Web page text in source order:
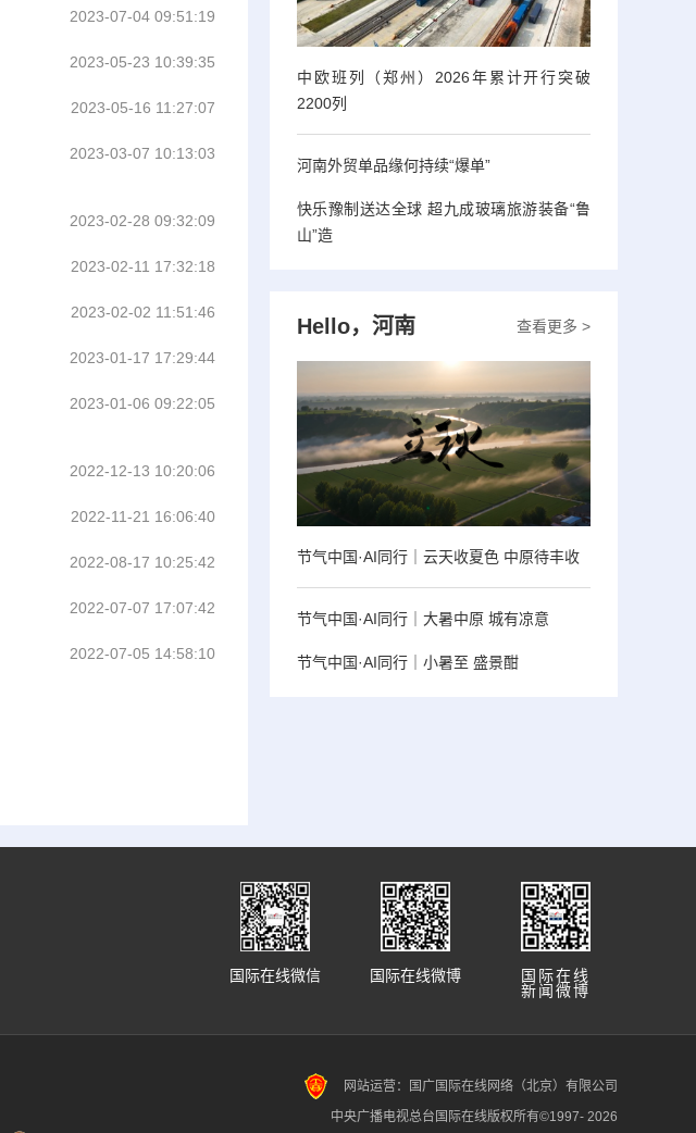
2023-07-04 09:51:19
2023-05-23 10:39:35
2023-05-16 11:27:07
2023-03-07 10:13:03
2023-02-28 09:32:09
2023-02-11 17:32:18
2023-02-02 11:51:46
2023-01-17 17:29:44
2023-01-06 09:22:05
2022-12-13 10:20:06
2022-11-21 16:06:40
2022-08-17 10:25:42
2022-07-07 17:07:42
2022-07-05 14:58:10
中欧班列（郑州）2026年累计开行突破
2200列
河南外贸单品缘何持续“爆单”
快乐豫制送达全球 超九成玻璃旅游装备“鲁
山”造
查看更多 >
Hello，河南
节气中国·AI同行｜云天收夏色 中原待丰收
节气中国·AI同行｜大暑中原 城有凉意
节气中国·AI同行｜小暑至 盛景酣
国际在线
新闻微博
国际在线微博
国际在线微信
网站运营：国广国际在线网络（北京）有限公司
中央广播电视总台国际在线版权所有©1997- 2026